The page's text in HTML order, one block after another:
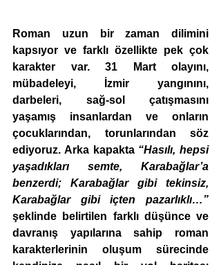
Roman uzun bir zaman dilimini
kapsıyor ve farklı özellikte pek çok
karakter var. 31 Mart olayını,
mübadeleyi, İzmir yangınını,
darbeleri, sağ-sol çatışmasını
yaşamış insanlardan ve onların
çocuklarından, torunlarından söz
ediyoruz. Arka kapakta “Hasılı, hepsi
yaşadıkları semte, Karabağlar’a
benzerdi; Karabağlar gibi tekinsiz,
Karabağlar gibi içten pazarlıklı…”
şeklinde belirtilen farklı düşünce ve
davranış yapılarına sahip roman
karakterlerinin oluşum sürecinde